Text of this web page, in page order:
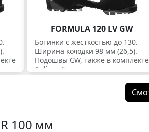
FORMULA 120 LV GW
Ботинки c жесткостью до 130.
Ширина колодки 98 мм (26,5).
Подошвы GW, также в комплекте
Apline. Для экспертов.
100 мм